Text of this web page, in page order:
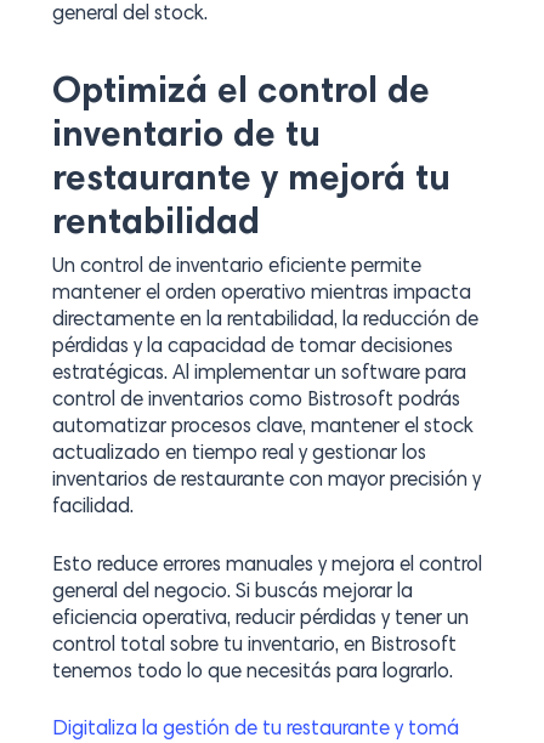
general del stock.
Optimizá el control de
inventario de tu
restaurante y mejorá tu
rentabilidad
Un control de inventario eficiente permite
mantener el orden operativo mientras impacta
directamente en la rentabilidad, la reducción de
pérdidas y la capacidad de tomar decisiones
estratégicas. Al implementar un software para
control de inventarios como Bistrosoft podrás
automatizar procesos clave, mantener el stock
actualizado en tiempo real y gestionar los
inventarios de restaurante con mayor precisión y
facilidad.
Esto reduce errores manuales y mejora el control
general del negocio. Si buscás mejorar la
eficiencia operativa, reducir pérdidas y tener un
control total sobre tu inventario, en Bistrosoft
tenemos todo lo que necesitás para lograrlo.
Digitaliza la gestión de tu restaurante y tomá